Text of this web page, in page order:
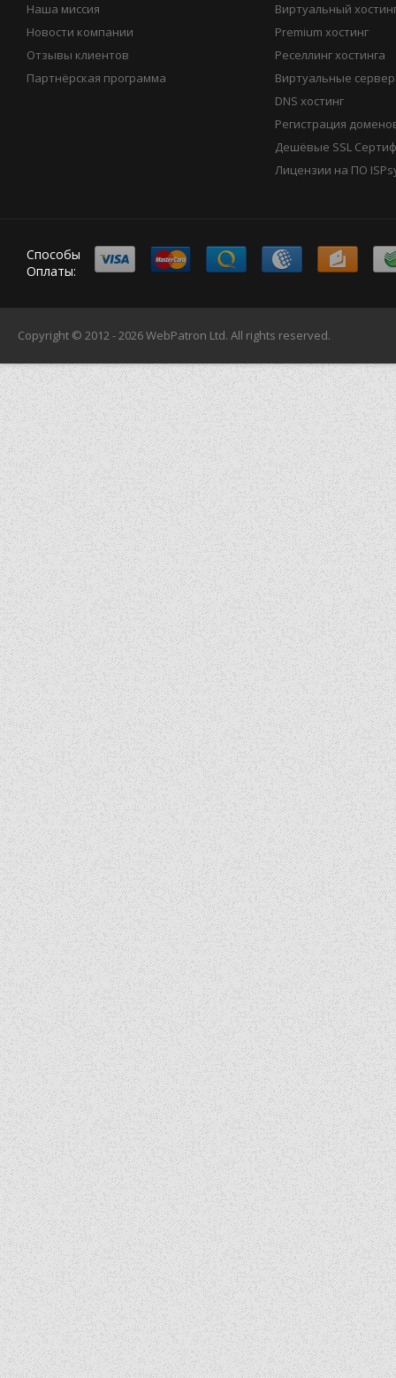
Наша миссия
Новости компании
Отзывы клиентов
Партнёрская программа
Виртуальный
Premium хостинг
Реселлинг хостинга
Виртуальные
DNS хостинг
Регистрация
Дешёвые SSL
Лицензии на ПО
Способы
Оплаты:
Copyright © 2012 - 2026WebPatron Ltd. All rights reserved.